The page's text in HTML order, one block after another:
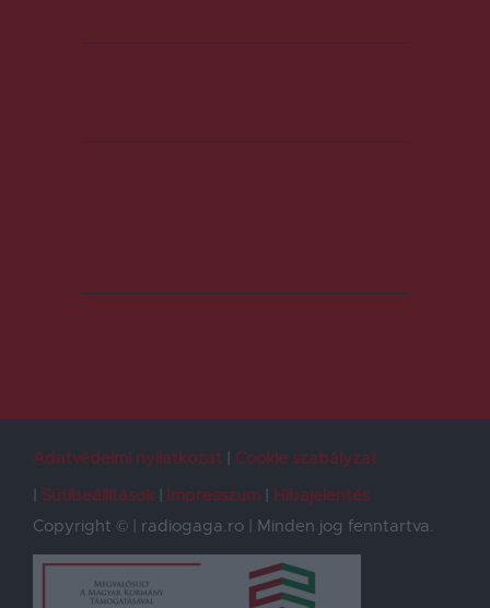
Adatvédelmi nyilatkozat
Cookie szabályzat
Sütibeállítások
Impresszum
Hibajelentés
Copyright © | radiogaga.ro | Minden jog fenntartva.